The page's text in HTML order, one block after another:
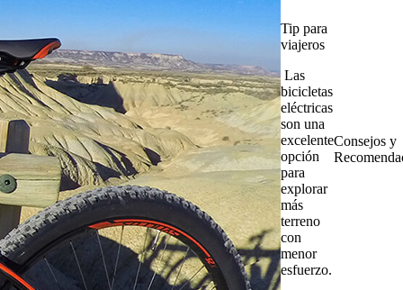
Tip para
viajeros
Las
bicicletas
eléctricas
son una
excelente
opción
para
explorar
más
terreno
con
menor
esfuerzo.
Consejos y